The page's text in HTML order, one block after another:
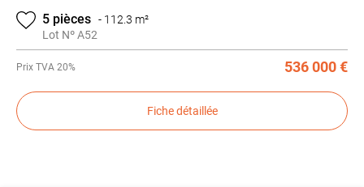
5 pièces - 112.3 m²
Lot Nº A52
Prix TVA 20% 536 000 €
Fiche détaillée